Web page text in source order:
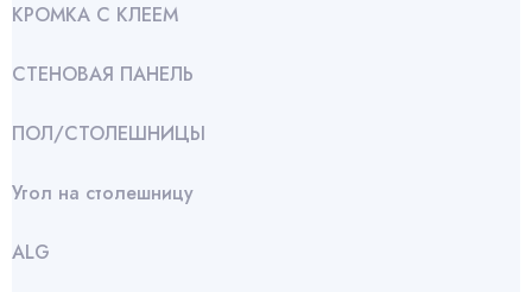
КРОМКА С КЛЕЕМ
СТЕНОВАЯ ПАНЕЛЬ
ПОЛ/СТОЛЕШНИЦЫ
Угол на столешницу
АLG